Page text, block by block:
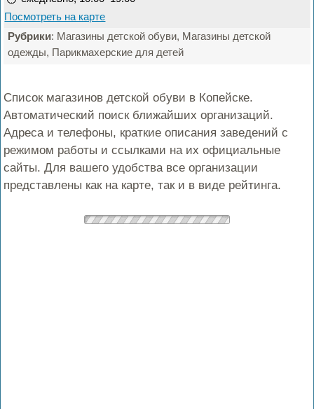
Посмотреть на карте
Рубрики: Магазины детской обуви, Магазины детской
одежды, Парикмахерские для детей
Список магазинов детской обуви в Копейске.
Автоматический поиск ближайших организаций.
Адреса и телефоны, краткие описания заведений с
режимом работы и ссылками на их официальные
сайты. Для вашего удобства все организации
представлены как на карте, так и в виде рейтинга.